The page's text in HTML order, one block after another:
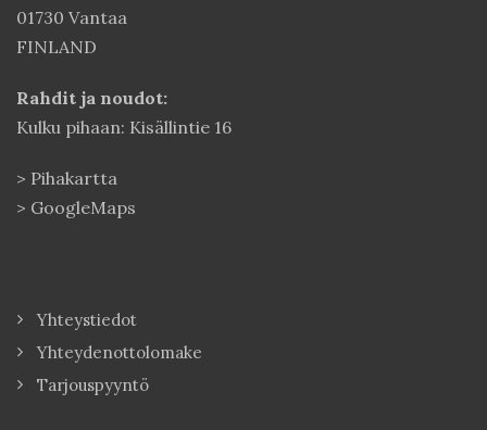
01730 Vantaa
FINLAND
Rahdit ja noudot:
Kulku pihaan: Kisällintie 16
> Pihakartta
> GoogleMaps
Yhteystiedot
Yhteydenottolomake
Tarjouspyyntö